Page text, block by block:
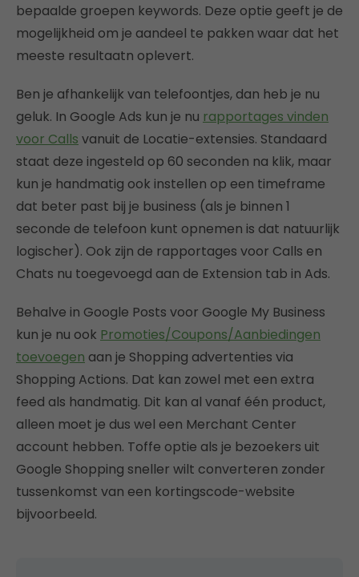
bepaalde groepen keywords. Deze optie geeft je de
mogelijkheid om je aandeel te pakken waar dat het
meeste resultaatn oplevert.
Ben je afhankelijk van telefoontjes, dan heb je nu
geluk. In Google Ads kun je nu rapportages vinden
voor Calls vanuit de Locatie-extensies. Standaard
staat deze ingesteld op 60 seconden na klik, maar
kun je handmatig ook instellen op een timeframe
dat beter past bij je business (als je binnen 1
seconde de telefoon kunt opnemen is dat natuurlijk
logischer). Ook zijn de rapportages voor Calls en
Chats nu toegevoegd aan de Extension tab in Ads.
Behalve in Google Posts voor Google My Business
kun je nu ook Promoties/Coupons/Aanbiedingen
toevoegen aan je Shopping advertenties via
Shopping Actions. Dat kan zowel met een extra
feed als handmatig. Dit kan al vanaf één product,
alleen moet je dus wel een Merchant Center
account hebben. Toffe optie als je bezoekers uit
Google Shopping sneller wilt converteren zonder
tussenkomst van een kortingscode-website
bijvoorbeeld.